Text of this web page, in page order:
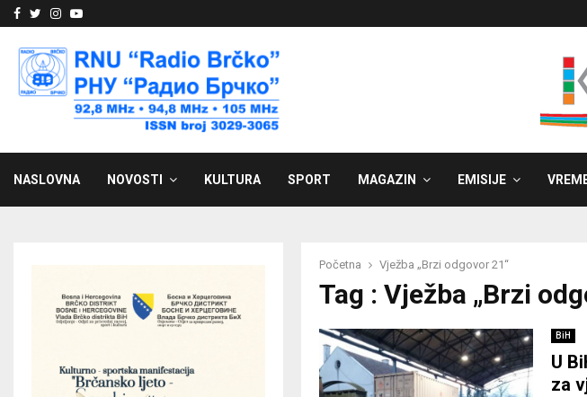
Facebook
Twitter
Instagram
Youtube
NASLOVNA NOVOSTI KULTURA SPORT MAGAZIN EMISIJE
Početna Vježba „Brzi odgovor 21“
Tag : Vježba „Brzi
BiH
U
za